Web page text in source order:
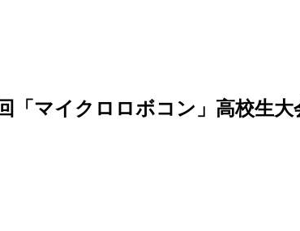
「マイクロロボコン」高校生